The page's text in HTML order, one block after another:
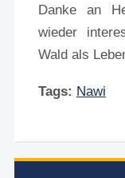
Danke an
wieder
Wald als
Tags: Nawi